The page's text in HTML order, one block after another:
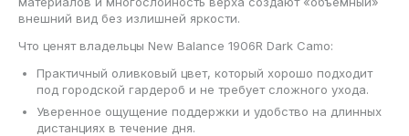
внешний вид без излишней яркости.
Что ценят владельцы New Balance 1906R Dark Camo:
Практичный оливковый цвет, который хорошо подходит
под городской гардероб и не требует сложного ухода.
Уверенное ощущение поддержки и удобство на длинных
дистанциях в течение дня.